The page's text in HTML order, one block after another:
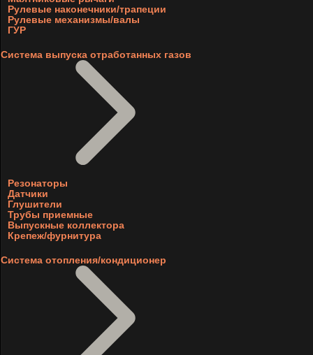
Рулевые наконечники/трапеции
Рулевые механизмы/валы
ГУР
Система выпуска отработанных газов
Резонаторы
Датчики
Глушители
Трубы приемные
Выпускные коллектора
Крепеж/фурнитура
Система отопления/кондиционер